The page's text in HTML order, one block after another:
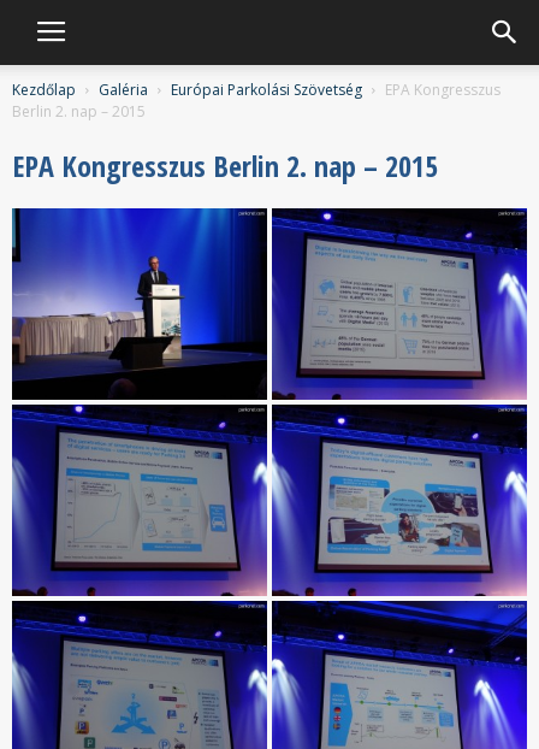
Hungaropark
Kezdőlap Galéria Európai Parkolási Szövetség
EPA Kongresszus
Berlin 2. nap – 2015
EPA Kongresszus Berlin 2. nap – 2015